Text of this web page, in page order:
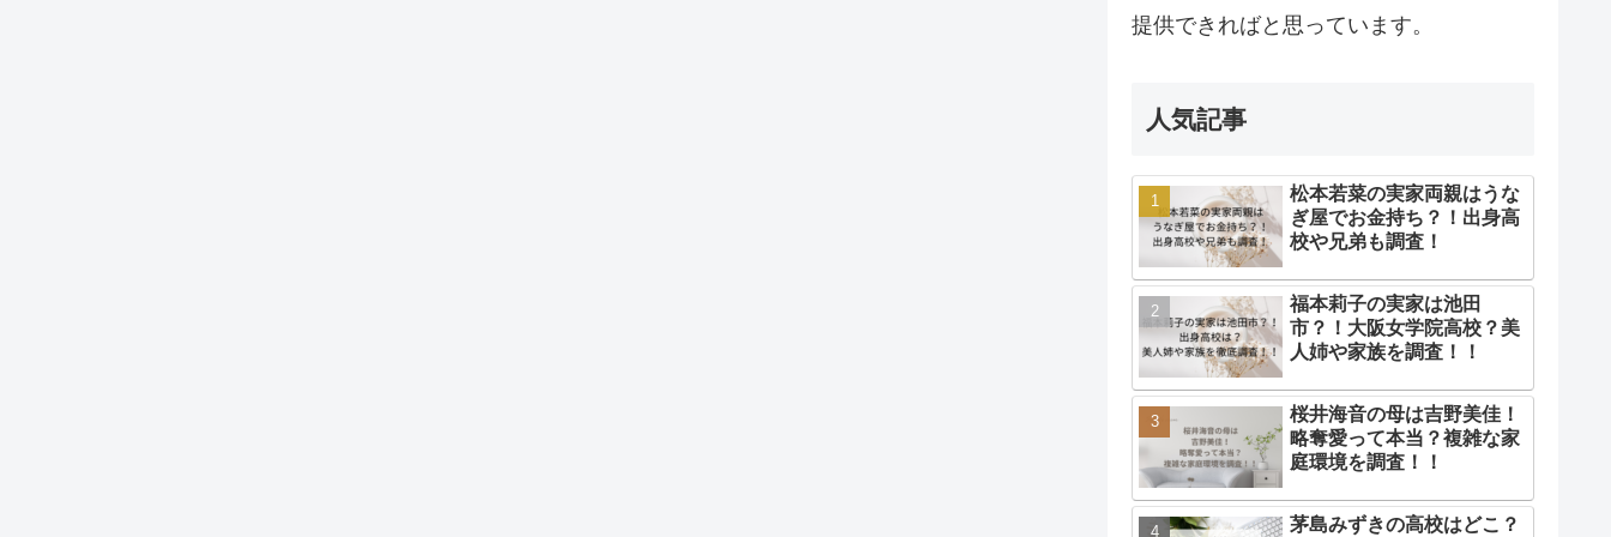
提供できればと思っています。
人気記事
松本若菜の実家両親はうな
ぎ屋でお金持ち？！出身高
校や兄弟も調査！
福本莉子の実家は池田
市？！大阪女学院高校？美
人姉や家族を調査！！
桜井海音の母は吉野美佳！
略奪愛って本当？複雑な家
庭環境を調査！！
茅島みずきの高校はどこ？